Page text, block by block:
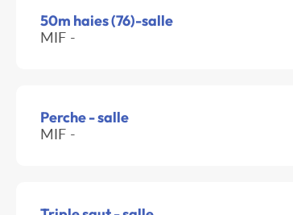
50m haies (76)-salle
MIF -
Perche - salle
MIF -